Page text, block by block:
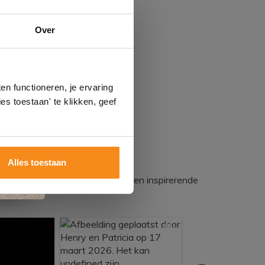
Over
functioneren, je ervaring
toestaan' te klikken, geef
Alles toestaan
Samen bouwen we een inspirerende